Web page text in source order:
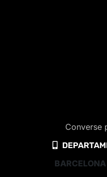
Converse
BARCELONA